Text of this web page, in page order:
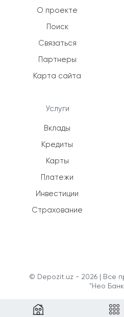
О проекте
Поиск
Связаться
Партнеры
Карта сайта
Услуги
Вклады
Кредиты
Карты
Платежи
Инвестиции
Страхование
© Depozit.uz - 2026 | Все
"Нео